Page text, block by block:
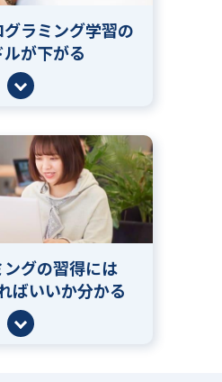
ラミング学習の
ルが下がる
ングの習得には
ばいいか分かる